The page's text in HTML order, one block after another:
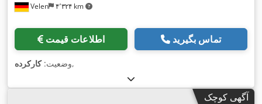
Velen ۴٬۳۲۴ km
اطلاعات قیمت تماس بگیرید
وضعیت:کارکرده ,
آگهی کوچک